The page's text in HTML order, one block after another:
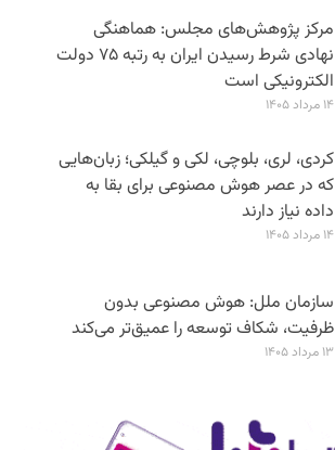
مرکز پژوهش‌های مجلس: هماهنگی
نهادی شرط رسیدن ایران به رتبه ۷۵ دولت
الکترونیکی است
۱۴ مرداد ۱۴۰۵
کردی، لری، بلوچی، لکی و گیلکی؛ زبان‌هایی
که در عصر هوش مصنوعی برای بقا به
داده نیاز دارند
۱۴ مرداد ۱۴۰۵
سازمان ملل: هوش مصنوعی بدون
ظرفیت، شکاف توسعه را عمیق‌تر می‌کند
۱۳ مرداد ۱۴۰۵